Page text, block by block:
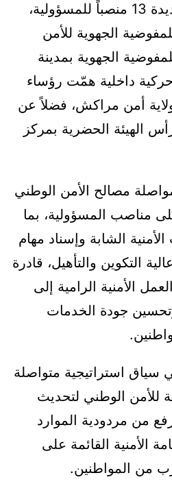
وشملت التعيينات الجديدة 13 منصباً للمسؤولية،
الجهوية للأمن
الجهوية بمدينة
داخلية همّت رؤساء
أمن مراكش، فضلاً عن
الهيئة الحضرية بمركز
مصالح الأمن الوطني
مناصب المسؤولية، بما
الشابة وإسناد مهام
التكوين والتأهيل، قادرة
الأمنية الرامية إلى
جودة الخدمات
سياق استراتيجية متواصلة
للأمن الوطني لتحديث
من مردودية الموارد
الأمنية القائمة على
من المواطنين.